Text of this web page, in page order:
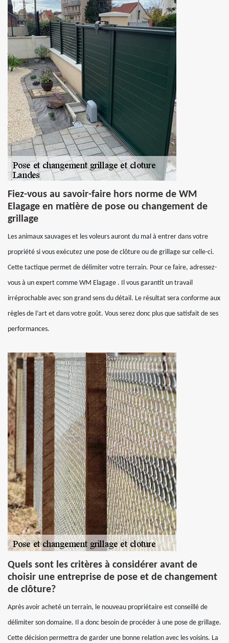
Fiez-vous au savoir-faire hors norme de WM
Elagage en matière de pose ou changement de
grillage
Les animaux sauvages et les voleurs auront du mal à entrer dans votre
propriété si vous exécutez une pose de clôture ou de grillage sur celle-ci.
Cette tactique permet de délimiter votre terrain. Pour ce faire, adressez-
vous à un expert comme WM Elagage . Il vous garantit un travail
irréprochable avec son grand sens du détail. Le résultat sera conforme aux
règles de l’art et dans votre goût. Vous serez donc plus que satisfait de ses
performances.
Quels sont les critères à considérer avant de
choisir une entreprise de pose et de changement
de clôture?
Après avoir acheté un terrain, le nouveau propriétaire est conseillé de
délimiter son domaine. Il a donc besoin de procéder à une pose de grillage.
Cette décision permettra de garder une bonne relation avec les voisins. La